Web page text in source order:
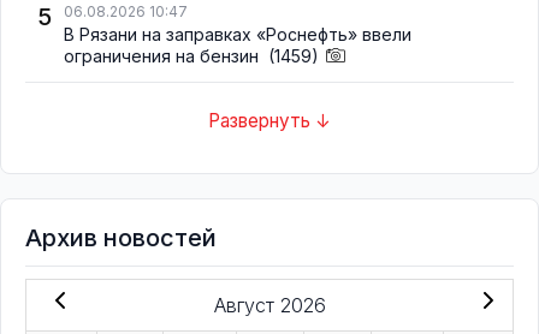
5 06.08.2026 10:47
В Рязани на заправках «Роснефть» ввели
ограничения на бензин (1459)
Развернуть ↓
Архив новостей
Август 2026